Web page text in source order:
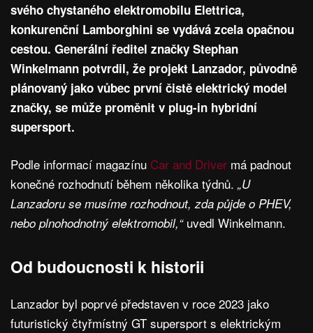
svého chystaného elektromobilu Elettrica,
konkurenční Lamborghini se vydává zcela opačnou
cestou. Generální ředitel značky Stephan
Winkelmann potvrdil, že projekt Lanzador, původně
plánovaný jako vůbec první čistě elektrický model
značky, se může proměnit v plug-in hybridní
supersport.
Podle informací magazínu Car and Driver má padnout
konečné rozhodnutí během několika týdnů. „U
Lanzadoru se musíme rozhodnout, zda půjde o PHEV,
nebo plnohodnotný elektromobil,“uvedl Winkelmann.
Od budoucnosti k historii
Lanzador byl poprvé představen v roce 2023 jako
futuristický čtyřmístný GT supersport s elektrickým